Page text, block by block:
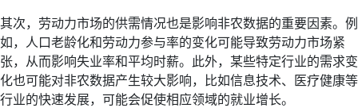
其次，劳动力市场的供需情况也是影响非农数据的重要因素。例
如，人口老龄化和劳动力参与率的变化可能导致劳动力市场紧
张，从而影响失业率和平均时薪。此外，某些特定行业的需求变
化也可能对非农数据产生较大影响，比如信息技术、医疗健康等
行业的快速发展，可能会促使相应领域的就业增长。